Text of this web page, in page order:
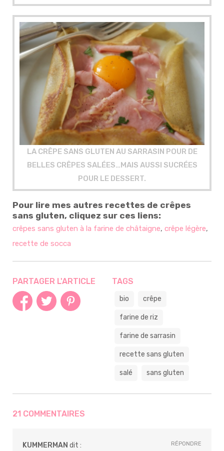
LA CRÊPE SANS GLUTEN AU SARRASIN POUR DE
BELLES CRÊPES SALÉES…MAIS AUSSI SUCRÉES
POUR LE DESSERT.
Pour lire mes autres recettes de crêpes
sans gluten, cliquez sur ces liens:
crêpes sans gluten à la farine de châtaigne, crêpe légère,
recette de socca
PARTAGER L'ARTICLE TAGS
bio crêpe
farine de riz
farine de sarrasin
recette sans gluten
salé sans gluten
21 COMMENTAIRES
KUMMERMAN dit : RÉPONDRE